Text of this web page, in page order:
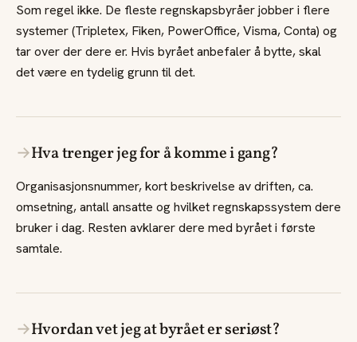
Som regel ikke. De fleste regnskapsbyråer jobber i flere
systemer (Tripletex, Fiken, PowerOffice, Visma, Conta) og
tar over der dere er. Hvis byrået anbefaler å bytte, skal
det være en tydelig grunn til det.
→Hva trenger jeg for å komme i gang?
Organisasjonsnummer, kort beskrivelse av driften, ca.
omsetning, antall ansatte og hvilket regnskapssystem dere
bruker i dag. Resten avklarer dere med byrået i første
samtale.
→Hvordan vet jeg at byrået er seriøst?